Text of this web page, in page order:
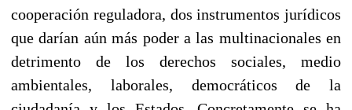
cooperación reguladora, dos instrumentos jurídicos
que darían aún más poder a las multinacionales en
detrimento de los derechos sociales, medio
ambientales, laborales, democráticos de la